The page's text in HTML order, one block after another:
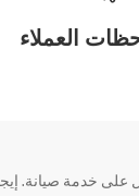
العملاء